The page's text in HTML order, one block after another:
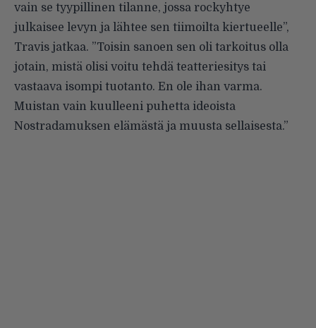
vain se tyypillinen tilanne, jossa rockyhtye
julkaisee levyn ja lähtee sen tiimoilta kiertueelle”,
Travis jatkaa. ”Toisin sanoen sen oli tarkoitus olla
jotain, mistä olisi voitu tehdä teatteriesitys tai
vastaava isompi tuotanto. En ole ihan varma.
Muistan vain kuulleeni puhetta ideoista
Nostradamuksen elämästä ja muusta sellaisesta.”